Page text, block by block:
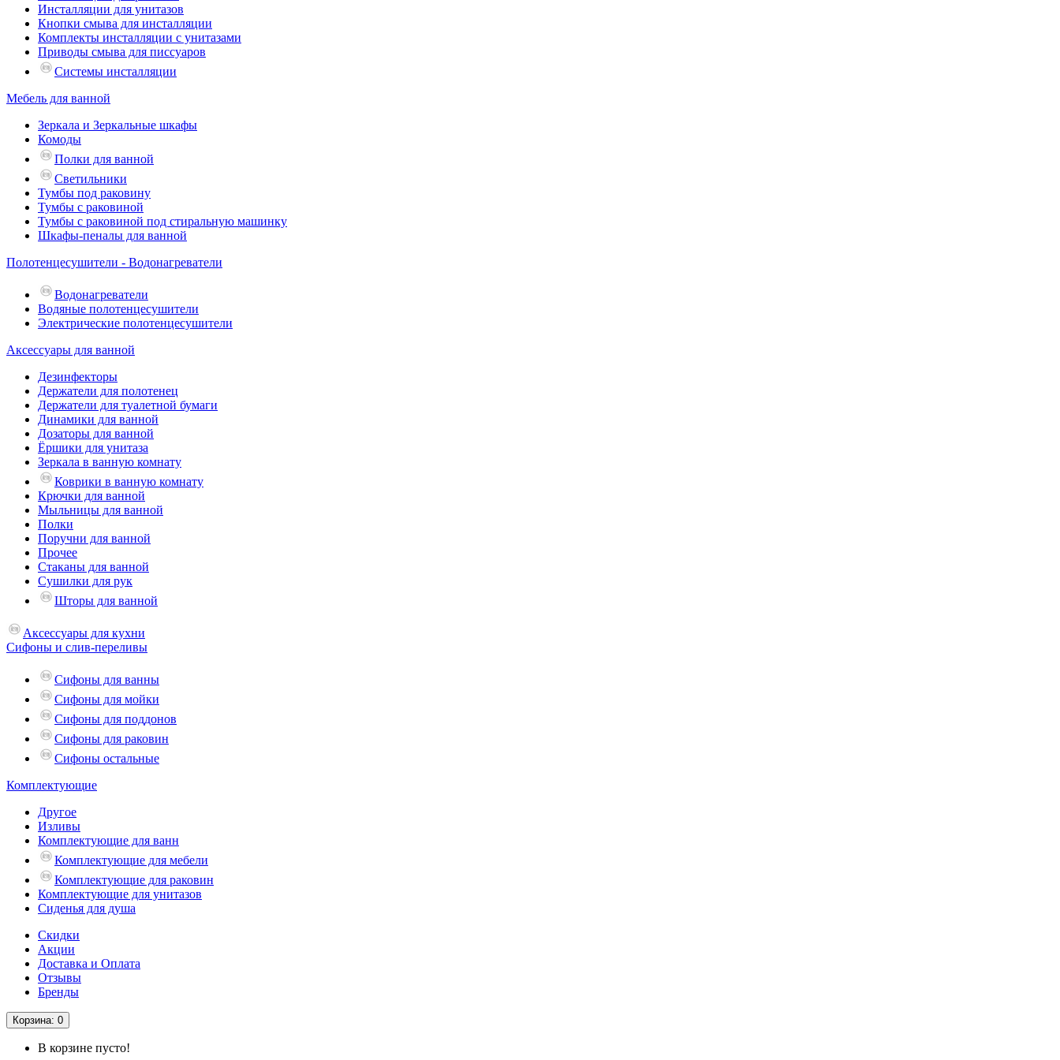
Инсталляции для унитазов
Кнопки смыва для инсталляции
Комплекты инсталляции с унитазами
Приводы смыва для писсуаров
Системы инсталляции
Мебель для ванной
Зеркала и Зеркальные шкафы
Комоды
Полки для ванной
Светильники
Тумбы под раковину
Тумбы с раковиной
Тумбы с раковиной под стиральную машинку
Шкафы-пеналы для ванной
Полотенцесушители - Водонагреватели
Водонагреватели
Водяные полотенцесушители
Электрические полотенцесушители
Аксессуары для ванной
Дезинфекторы
Держатели для полотенец
Держатели для туалетной бумаги
Динамики для ванной
Дозаторы для ванной
Ёршики для унитаза
Зеркала в ванную комнату
Коврики в ванную комнату
Крючки для ванной
Мыльницы для ванной
Полки
Поручни для ванной
Прочее
Стаканы для ванной
Сушилки для рук
Шторы для ванной
Аксессуары для кухни
Сифоны и слив-переливы
Сифоны для ванны
Сифоны для мойки
Сифоны для поддонов
Сифоны для раковин
Сифоны остальные
Комплектующие
Другое
Изливы
Комплектующие для ванн
Комплектующие для мебели
Комплектующие для раковин
Комплектующие для унитазов
Сиденья для душа
Скидки
Акции
Доставка и Оплата
Отзывы
Бренды
Корзина: 0
В корзине пусто!